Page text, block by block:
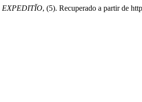
EXPEDITĬO, (5). Recuperado a partir de